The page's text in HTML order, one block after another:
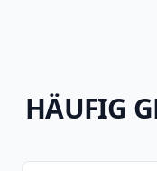
HÄUFIG